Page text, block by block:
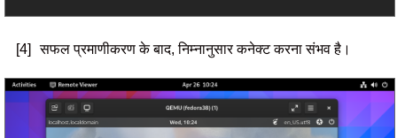
[4] सफल प्रमाणीकरण के बाद, निम्नानुसार कनेक्ट करना संभव है।